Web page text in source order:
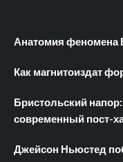
Анатомия феномена
Как магнитоиздат
Бристольский
современный пост-
Джейсон Ньюстед